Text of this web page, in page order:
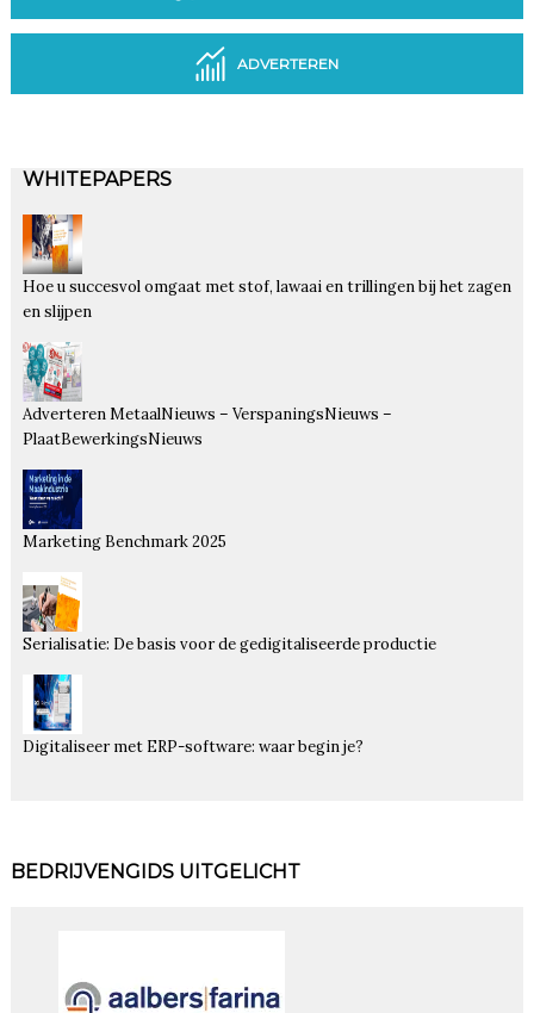
ADVERTEREN
WHITEPAPERS
Hoe u succesvol omgaat met stof, lawaai en trillingen bij het zagen
en slijpen
Adverteren MetaalNieuws – VerspaningsNieuws –
PlaatBewerkingsNieuws
Marketing Benchmark 2025
Serialisatie: De basis voor de gedigitaliseerde productie
Digitaliseer met ERP-software: waar begin je?
BEDRIJVENGIDS UITGELICHT